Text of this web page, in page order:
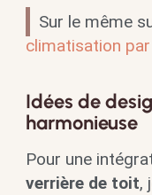
Sur le même
climatisation
Idées de
harmonieuse
Pour une
verrière de toit,